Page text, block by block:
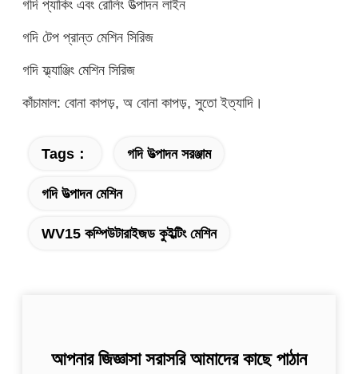
গদি প্যাকিং এবং রোলিং উত্পাদন লাইন
গদি টেপ প্রান্ত মেশিন সিরিজ
গদি ফ্ল্যাঞ্জিং মেশিন সিরিজ
কাঁচামাল: বোনা কাপড়, অ বোনা কাপড়, সুতো ইত্যাদি।
Tags： গদি উত্পাদন সরঞ্জাম
গদি উত্পাদন মেশিন
WV15 কম্পিউটারাইজড কুইল্টিং মেশিন
আপনার জিজ্ঞাসা সরাসরি আমাদের কাছে পাঠান